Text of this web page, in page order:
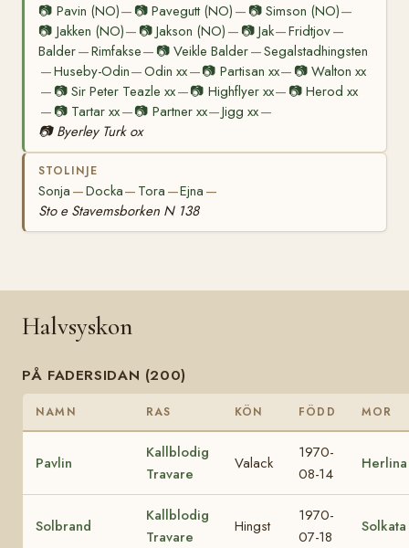
📷 Pavin (NO)— 📷Pavegutt (NO) — 📷 Simson (NO)—
📷 Jakken (NO)— 📷Jakson (NO) — 📷Jak—Fridtjov—
Balder—Rimfakse— 📷Veikle Balder—Segalstadhingsten
—Huseby-Odin—Odin xx—📷 Partisan xx— 📷Walton xx
— 📷Sir Peter Teazle xx—📷 Highflyer xx— 📷Herod xx
— 📷 Tartar xx—📷 Partner xx—Jigg xx—
📷 Byerley Turk ox
STOLINJE
Sonja —Docka— Tora —Ejna —
Sto e Stavemsborken N 138
Halvsyskon
PÅ FADERSIDAN (200)
NAMN RAS KÖN FÖDD MOR
Pavlin
Kallblodig
Travare
Valack
1970-
08-14
Herlina
Solbrand
Kallblodig
Travare
Hingst
1970-
07-18
Solkata